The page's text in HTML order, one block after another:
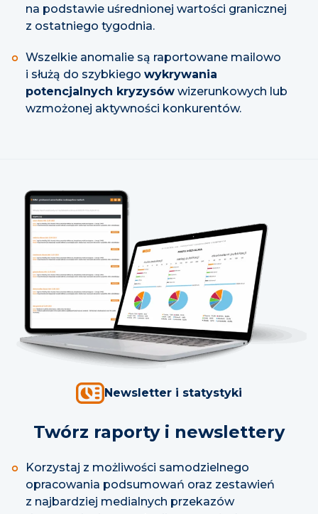
na podstawie uśrednionej wartości granicznej
z ostatniego tygodnia.
Wszelkie anomalie są raportowane mailowo
i służą do szybkiego wykrywania
potencjalnych kryzysów wizerunkowych lub
wzmożonej aktywności konkurentów.
Newsletter i statystyki
Twórz raporty i newslettery
Korzystaj z możliwości samodzielnego
opracowania podsumowań oraz zestawień
z najbardziej medialnych przekazów